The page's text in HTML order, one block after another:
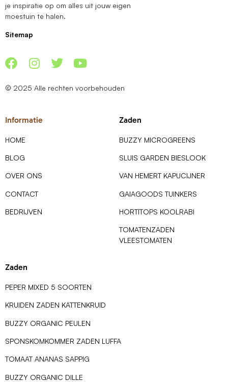
je inspiratie op om alles uit jouw eigen
moestuin te halen.
Sitemap
© 2025 Alle rechten voorbehouden
Informatie
HOME
BLOG
OVER ONS
CONTACT
BEDRIJVEN
Zaden
BUZZY MICROGREENS
SLUIS GARDEN BIESLOOK
VAN HEMERT KAPUCIJNER
GAIAGOODS TUINKERS
HORTITOPS KOOLRABI
TOMATENZADEN
VLEESTOMATEN
Zaden
PEPER MIXED 5 SOORTEN
KRUIDEN ZADEN KATTENKRUID
BUZZY ORGANIC PEULEN
SPONSKOMKOMMER ZADEN LUFFA
TOMAAT ANANAS SAPPIG
BUZZY ORGANIC DILLE